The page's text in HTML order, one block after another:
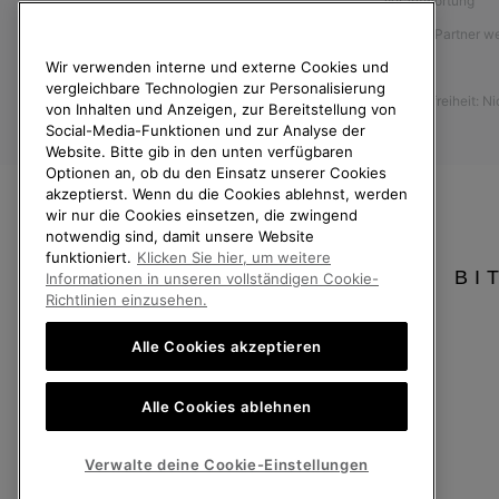
Größentabelle
Rücksendungen
Vom Kaufvertrag zurücktreten
Bestellstatus
Versand
Zahlung
Häufig gestellte Fragen
Affiliate Partner
Presse
Barrierefreiheit:
Deutschland
SOREL. Alle Rechte vorbehalten.
Wir verwenden interne und externe Cookies und
vergleichbare Technologien zur Personalisierung
von Inhalten und Anzeigen, zur Bereitstellung von
Social-Media-Funktionen und zur Analyse der
Website. Bitte gib in den unten verfügbaren
Optionen an, ob du den Einsatz unserer Cookies
akzeptierst. Wenn du die Cookies ablehnst, werden
wir nur die Cookies einsetzen, die zwingend
notwendig sind, damit unsere Website
funktioniert. Klicken Sie hier, um weitere
Informationen in unseren vollständigen Cookie-
Richtlinien einzusehen.
Alle Cookies akzeptieren
Alle Cookies ablehnen
Verwalte deine Cookie-Einstellungen